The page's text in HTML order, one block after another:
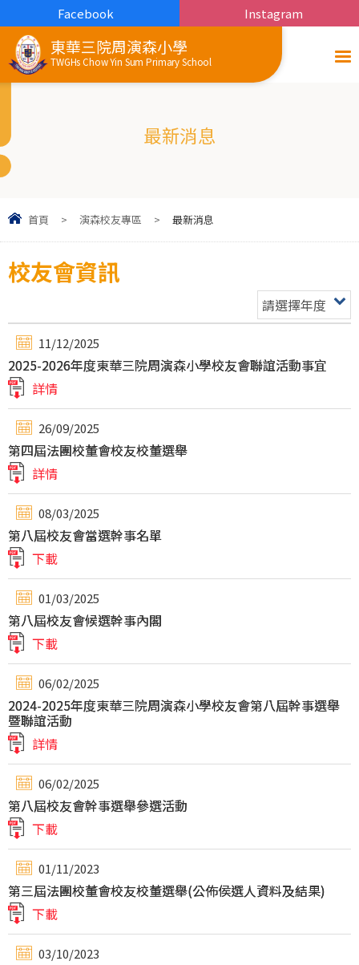
東華三院周演森小學
TWGHs Chow Yin Sum Primary School
Facebook Instagram
最新消息
首頁 > 演森校友專區 > 最新消息
校友會資訊
請選擇年度
11/12/2025
2025-2026年度東華三院周演森小學校友會聯誼活動事宜
詳情
26/09/2025
第四屆法團校董會校友校董選舉
詳情
08/03/2025
第八屆校友會當選幹事名單
下載
01/03/2025
第八屆校友會候選幹事內閣
下載
06/02/2025
2024-2025年度東華三院周演森小學校友會第八屆幹事選舉
暨聯誼活動
詳情
06/02/2025
第八屆校友會幹事選舉參選活動
下載
01/11/2023
第三屆法團校董會校友校董選舉(公佈侯選人資料及結果)
下載
03/10/2023